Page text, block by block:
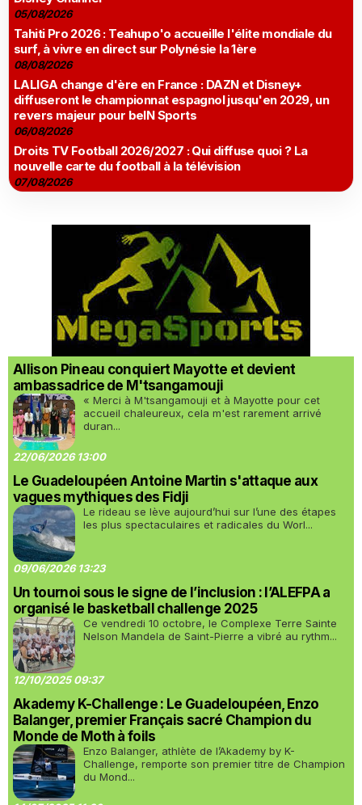
05/08/2026
Tahiti Pro 2026 : Teahupo'o accueille l'élite mondiale du
surf, à vivre en direct sur Polynésie la 1ère
08/08/2026
LALIGA change d'ère en France : DAZN et Disney+
diffuseront le championnat espagnol jusqu'en 2029, un
revers majeur pour beIN Sports
06/08/2026
Droits TV Football 2026/2027 : Qui diffuse quoi ? La
nouvelle carte du football à la télévision
07/08/2026
Allison Pineau conquiert Mayotte et devient
ambassadrice de M'tsangamouji
« Merci à M'tsangamouji et à Mayotte pour cet
accueil chaleureux, cela m'est rarement arrivé
duran...
22/06/2026 13:00
Le Guadeloupéen Antoine Martin s'attaque aux
vagues mythiques des Fidji
Le rideau se lève aujourd’hui sur l’une des étapes
les plus spectaculaires et radicales du Worl...
09/06/2026 13:23
Un tournoi sous le signe de l’inclusion : l’ALEFPA a
organisé le basketball challenge 2025
Ce vendredi 10 octobre, le Complexe Terre Sainte
Nelson Mandela de Saint-Pierre a vibré au rythm...
12/10/2025 09:37
Akademy K-Challenge : Le Guadeloupéen, Enzo
Balanger, premier Français sacré Champion du
Monde de Moth à foils
Enzo Balanger, athlète de l’Akademy by K-
Challenge, remporte son premier titre de Champion
du Mond...